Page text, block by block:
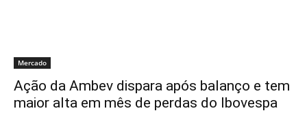
Mercado
Ação da Ambev dispara após balanço e tem
maior alta em mês de perdas do Ibovespa